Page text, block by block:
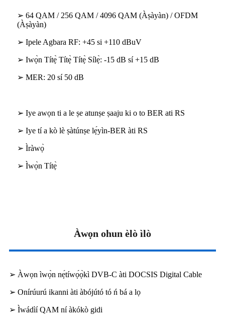
➢ 64 QAM / 256 QAM / 4096 QAM (Àṣàyàn) / OFDM
(Àṣàyàn)
➢ Ipele Agbara RF: +45 si +110 dBuV
➢ Iwọ̀n Títẹ̀ Títẹ̀ Títẹ̀ Sílẹ̀: -15 dB sí +15 dB
➢ MER: 20 sí 50 dB
➢ Iye awọn ti a le ṣe atunṣe ṣaaju ki o to BER ati RS
➢ Iye tí a kò lè ṣàtúnṣe lẹ́yìn-BER àti RS
➢ Ìràwọ̀
➢ Ìwọ̀n Títẹ̀
Àwọn ohun èlò ìlò
➢ Àwọn ìwọ̀n nẹ́tíwọ́ọ̀kì DVB-C àti DOCSIS Digital Cable
➢ Onírúurú ikanni àti àbójútó tó ń bá a lọ
➢ Ìwádìí QAM ní àkókò gidi